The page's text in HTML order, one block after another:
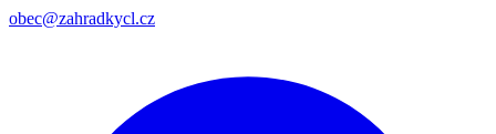
obec@zahradkycl.cz